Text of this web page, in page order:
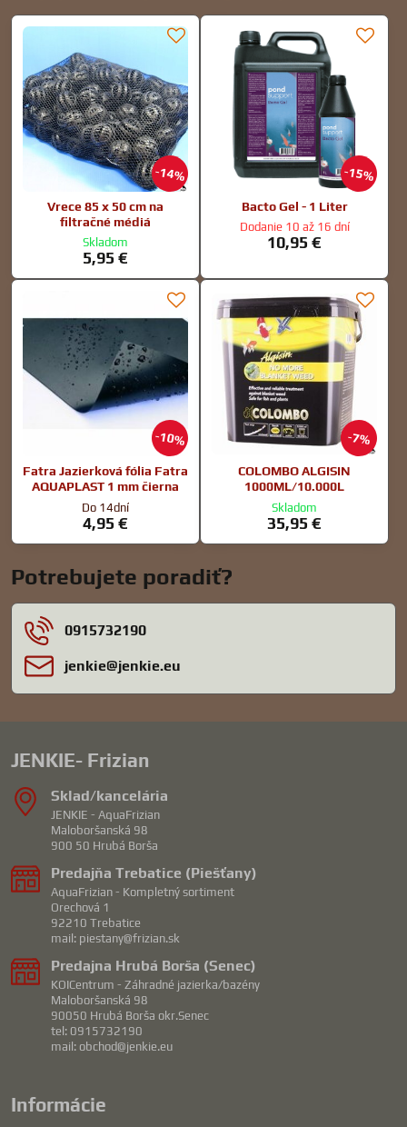
14%
Vrece 85 x 50 cm na
filtračné médiá
Skladom
5,95 €
15%
Bacto Gel - 1 Liter
Dodanie 10 až 16 dní
10,95 €
10%
Fatra Jazierková fólia Fatra
AQUAPLAST 1 mm čierna
Do 14dní
4,95 €
7%
COLOMBO ALGISIN
1000ML/10.000L
Skladom
35,95 €
Potrebujete poradiť?
0915732190
jenkie​@jenkie​.eu
JENKIE- Frizian
Sklad/kancelária
JENKIE - AquaFrizian
Maloboršanská 98
900 50 Hrubá Borša
Predajňa Trebatice (Piešťany)
AquaFrizian - Kompletný sortiment
Orechová 1
92210 Trebatice
mail: piestany@frizian.sk
Predajna Hrubá Borša (Senec)
KOICentrum - Záhradné jazierka/bazény
Maloboršanská 98
90050 Hrubá Borša okr.Senec
tel: 0915732190
mail: obchod@jenkie.eu
Informácie